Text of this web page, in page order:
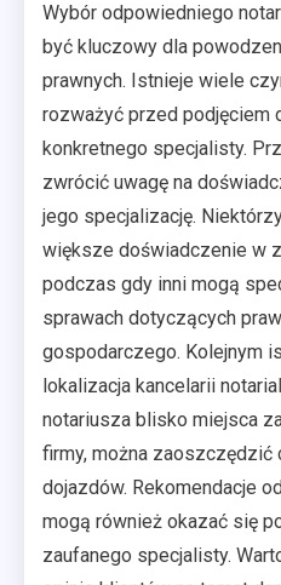
Wybór odpowiedniego
być kluczowy dla
prawnych. Istnieje wiele
rozważyć przed podjęciem
konkretnego specjalisty.
zwrócić uwagę na
jego specjalizację.
większe doświadczenie w
podczas gdy inni mogą
sprawach dotyczących
gospodarczego. Kolejnym
lokalizacja kancelarii
notariusza blisko miejsca
firmy, można zaoszczędzić
dojazdów. Rekomendacje
mogą również okazać się
zaufanego specjalisty.